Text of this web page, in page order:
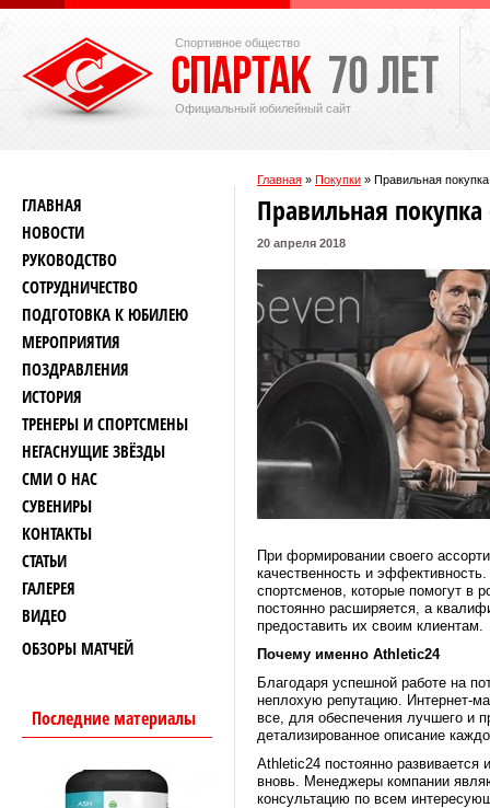
Спортивное общество
Официальный юбилейный сайт
Главная » Покупки » Правильная
ГЛАВНАЯ
НОВОСТИ
РУКОВОДСТВО
СОТРУДНИЧЕСТВО
ПОДГОТОВКА К ЮБИЛЕЮ
МЕРОПРИЯТИЯ
ПОЗДРАВЛЕНИЯ
ИСТОРИЯ
ТРЕНЕРЫ И СПОРТСМЕНЫ
НЕГАСНУЩИЕ ЗВЁЗДЫ
СМИ О НАС
СУВЕНИРЫ
КОНТАКТЫ
СТАТЬИ
ГАЛЕРЕЯ
ВИДЕО
ОБЗОРЫ МАТЧЕЙ
Последние материалы
Правильная
20 апреля 2018
При формировании своего
качественность и
спортсменов, которые помогут в
постоянно расширяется, а
предоставить их своим клиентам.
Почему именно Athletic24
Благодаря успешной работе на
неплохую репутацию. Интернет-
все, для обеспечения лучшего и
детализированное описание
Athletic24 постоянно развивается
вновь. Менеджеры компании
консультацию по всем